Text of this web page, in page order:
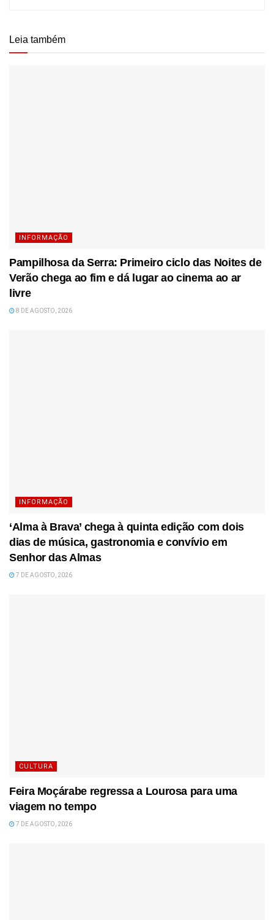
Leia também
INFORMAÇÃO
Pampilhosa da Serra: Primeiro ciclo das Noites de
Verão chega ao fim e dá lugar ao cinema ao ar
livre
8 DE AGOSTO, 2026
INFORMAÇÃO
‘Alma à Brava’ chega à quinta edição com dois
dias de música, gastronomia e convívio em
Senhor das Almas
7 DE AGOSTO, 2026
CULTURA
Feira Moçárabe regressa a Lourosa para uma
viagem no tempo
7 DE AGOSTO, 2026